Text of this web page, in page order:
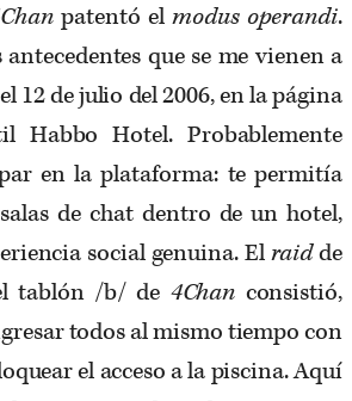
patentó el modus operandi.
que se me vienen a
12 de julio del 2006, en la página
Habbo Hotel. Probablemente
en la plataforma: te permitía
de chat dentro de un hotel,
social genuina. Elraidde
tablón /b/ de 4Chan consistió,
todos al mismo tiempo con
el acceso a la piscina. Aquí